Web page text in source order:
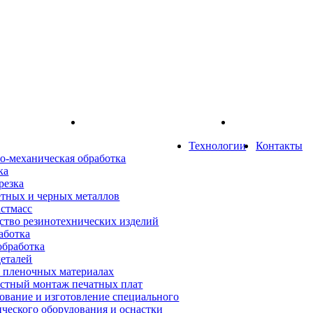
механическая обработка
и черных металлов
резинотехнических изделий
пленочных материалах
монтаж печатных плат
и изготовление специального
оборудования и оснастки
Технологии Контакты